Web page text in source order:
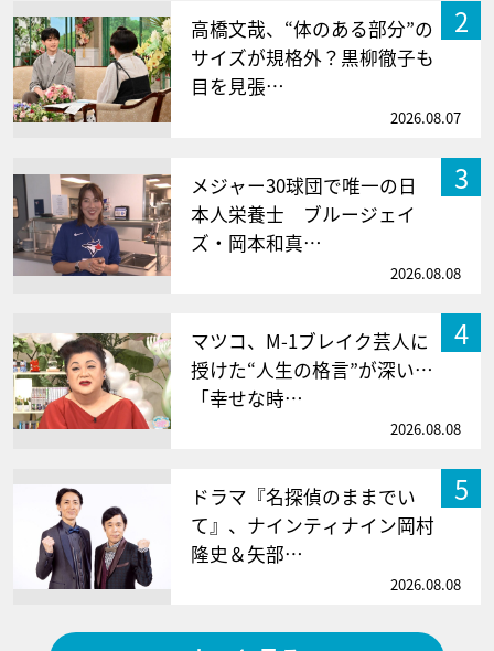
2
高橋文哉、“体のある部分”の
サイズが規格外？黒柳徹子も
目を見張…
2026.08.07
3
メジャー30球団で唯一の日
本人栄養士 ブルージェイ
ズ・岡本和真…
2026.08.08
4
マツコ、M-1ブレイク芸人に
授けた“人生の格言”が深い…
「幸せな時…
2026.08.08
5
ドラマ『名探偵のままでい
て』、ナインティナイン岡村
隆史＆矢部…
2026.08.08